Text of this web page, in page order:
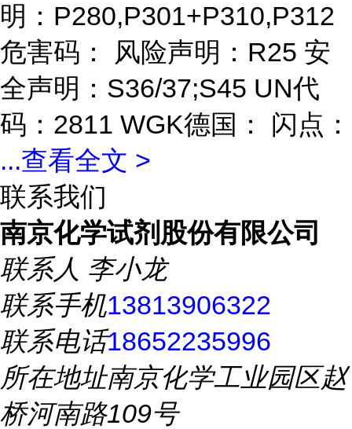
明：P280,P301+P310,P312
危害码： 风险声明：R25 安
全声明：S36/37;S45 UN代
码：2811 WGK德国： 闪点：
...查看全文 >
联系我们
南京化学试剂股份有限公司
联系人 李小龙
联系手机13813906322
联系电话18652235996
所在地址南京化学工业园区赵
桥河南路109号